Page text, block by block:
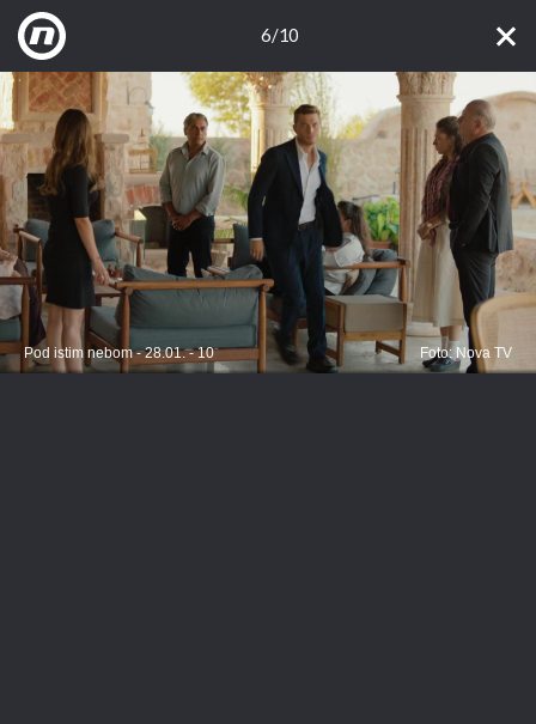
6/10
Pod istim nebom - 28.01. - 10 Foto: Nova TV